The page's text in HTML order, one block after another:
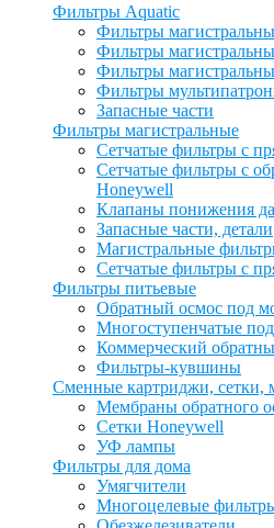
Фильтры Aquatic
Фильтры
Фильтры
Фильтры
Фильтры
Запасные части
Фильтры магистральные
Сетчатые фильтры с
Сетчатые фильтры с
Honeywell
Клапаны понижения
Запасные части, детали
Магистральные
Сетчатые фильтры с
Фильтры питьевые
Обратный осмос под
Многоступенчатые
Коммерческий
Фильтры-кувшины
Сменные картриджи, сетки,
Мембраны обратного
Сетки Honeywell
УФ лампы
Фильтры для дома
Умягчители
Многоцелевые